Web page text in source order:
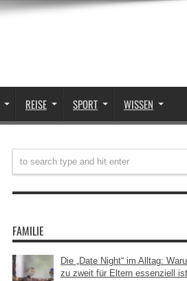
REISE SPORT WISSEN
FAMILIE
Die „Date Night“ im Alltag:
zu zweit für Eltern essenziell ist